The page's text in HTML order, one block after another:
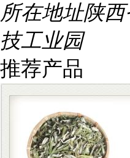
所在地址陕
技工业园
推荐产品